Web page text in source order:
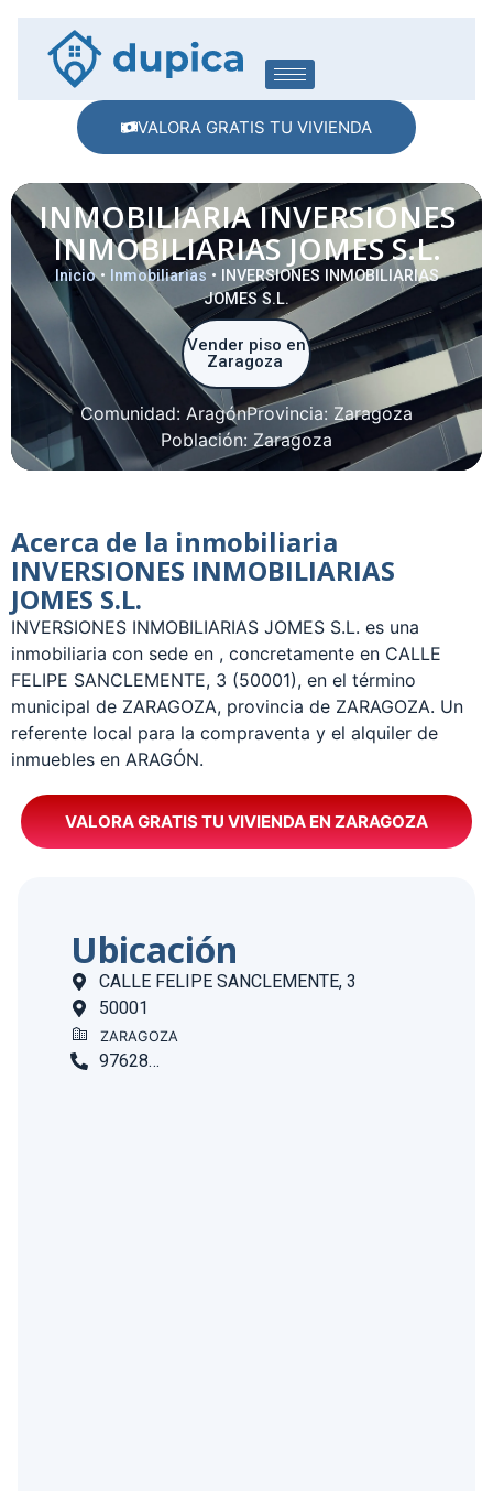
VALORA GRATIS TU VIVIENDA
INMOBILIARIA INVERSIONES
INMOBILIARIAS JOMES S.L.
Inicio• Inmobiliarias •
INVERSIONES INMOBILIARIAS
JOMES S.L.
Vender piso en
Zaragoza
Comunidad: AragónProvincia: Zaragoza
Población: Zaragoza
Acerca de la inmobiliaria
INVERSIONES INMOBILIARIAS
JOMES S.L.
­INVERSIONES INMOBILIARIAS JOMES S.L. es una
inmobiliaria con sede en , concretamente en CALLE
FELIPE SANCLEMENTE, 3 (50001), en el término
municipal de ZARAGOZA, provincia de ZARAGOZA. Un
referente local para la compraventa y el alquiler de
inmuebles en ARAGÓN.
VALORA GRATIS TU VIVIENDA EN ZARAGOZA
Ubicación
CALLE FELIPE SANCLEMENTE, 3
50001
ZARAGOZA
976282363